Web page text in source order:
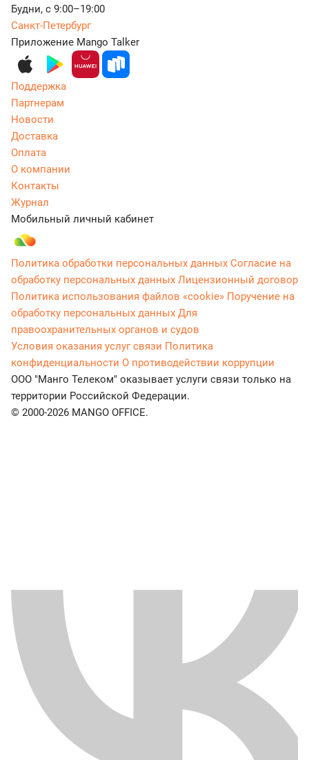
Будни, с 9:00–19:00
Санкт-Петербург
Приложение Mango Talker
Поддержка
Партнерам
Новости
Доставка
Оплата
О компании
Контакты
Журнал
Мобильный личный кабинет
Политика обработки персональных данных Согласие на
обработку персональных данных Лицензионный договор
Политика использования файлов «cookie» Поручение на
обработку персональных данных Для
правоохранительных органов и судов
Условия оказания услуг связи Политика
конфиденциальности О противодействии коррупции
ООО "Манго Телеком" оказывает услуги связи только на
территории Российской Федерации.
© 2000-2026 MANGO OFFICE.